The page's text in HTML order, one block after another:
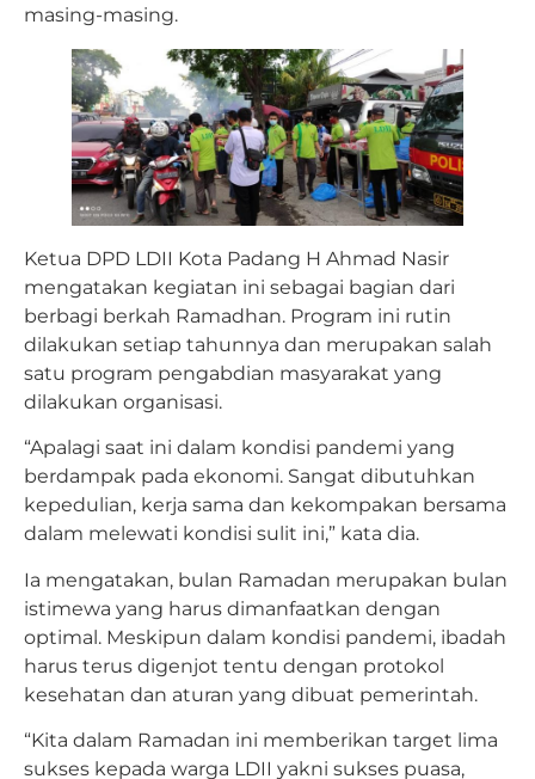
masing-masing.
Ketua DPD LDII Kota Padang H Ahmad Nasir
mengatakan kegiatan ini sebagai bagian dari
berbagi berkah Ramadhan. Program ini rutin
dilakukan setiap tahunnya dan merupakan salah
satu program pengabdian masyarakat yang
dilakukan organisasi.
“Apalagi saat ini dalam kondisi pandemi yang
berdampak pada ekonomi. Sangat dibutuhkan
kepedulian, kerja sama dan kekompakan bersama
dalam melewati kondisi sulit ini,” kata dia.
Ia mengatakan, bulan Ramadan merupakan bulan
istimewa yang harus dimanfaatkan dengan
optimal. Meskipun dalam kondisi pandemi, ibadah
harus terus digenjot tentu dengan protokol
kesehatan dan aturan yang dibuat pemerintah.
“Kita dalam Ramadan ini memberikan target lima
sukses kepada warga LDII yakni sukses puasa,